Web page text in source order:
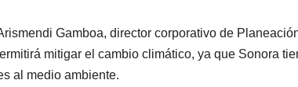
Gamboa, director corporativo de
mitigar el cambio climático, ya que Sonora
al medio ambiente.